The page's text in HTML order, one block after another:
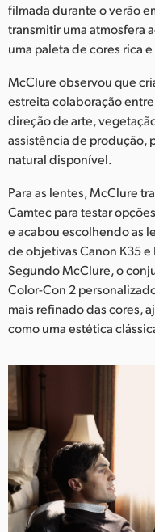
filmada durante o verão
transmitir uma atmosfera
uma paleta de cores rica
McClure observou que
estreita colaboração
direção de arte,
assistência de produção,
natural disponível.
Para as lentes, McClure
Camtec para testar
e acabou escolhendo as
de objetivas Canon K35
Segundo McClure, o
Color-Con 2
mais refinado das cores,
como uma estética